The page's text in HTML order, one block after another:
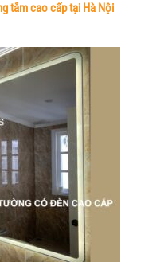
tắm cao cấp tại Hà Nội